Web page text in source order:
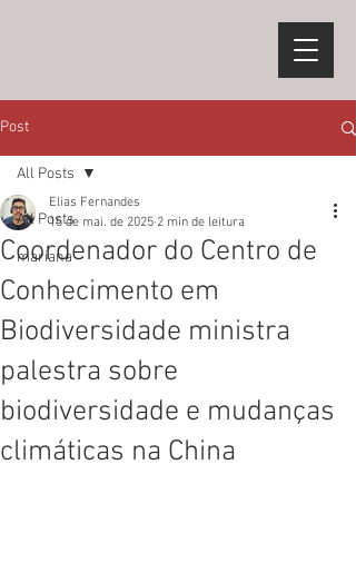
Post
All Posts
mariana
All Posts
Coordenador do Centro de
Conhecimento em
Biodiversidade ministra
palestra sobre
biodiversidade e mudanças
climáticas na China
Elias Fernandes
15 de mai. de 2025 2 min de leitura